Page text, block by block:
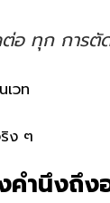
อ ทุกการตั
วท
ง ๆ
คำนึงถึง